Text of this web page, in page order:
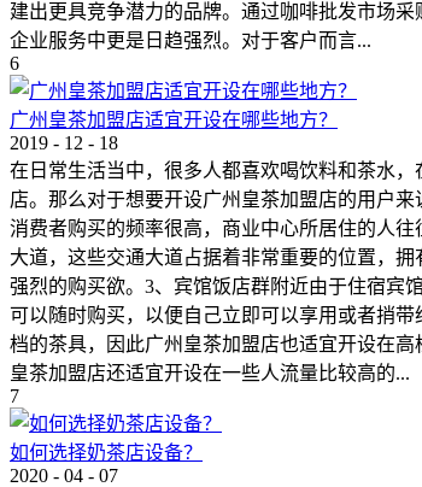
建出更具竞争潜力的品牌。通过咖啡批发市场
企业服务中更是日趋强烈。对于客户而言...
6
广州皇茶加盟店适宜开设在哪些地方？
2019 - 12 - 18
在日常生活当中，很多人都喜欢喝饮料和茶水
店。那么对于想要开设广州皇茶加盟店的用户
消费者购买的频率很高，商业中心所居住的人
大道，这些交通大道占据着非常重要的位置，
强烈的购买欲。3、宾馆饭店群附近由于住宿宾
可以随时购买，以便自己立即可以享用或者捎
档的茶具，因此广州皇茶加盟店也适宜开设在
皇茶加盟店还适宜开设在一些人流量比较高的...
7
如何选择奶茶店设备？
2020 - 04 - 07